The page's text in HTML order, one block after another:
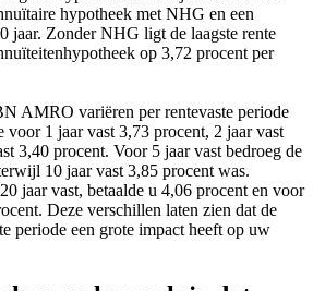
hypotheek met NHG en een
jaar. Zonder NHG ligt de laagste rente
op 3,72 procent per
AMRO variëren per rentevaste periode
voor 1 jaar vast 3,73 procent, 2 jaar vast
3,40 procent. Voor 5 jaar vast bedroeg de
10 jaar vast 3,85 procent was.
jaar vast, betaalde u 4,06 procent en voor
Deze verschillen laten zien dat de
periode een grote impact heeft op uw